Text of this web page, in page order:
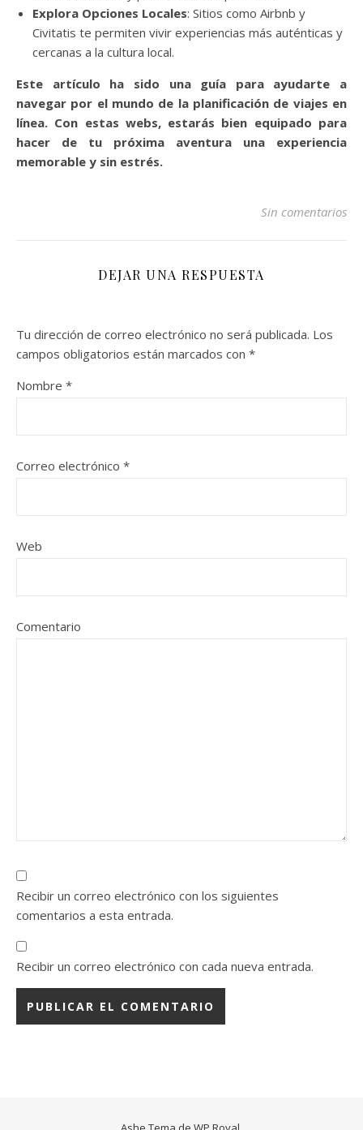
Explora Opciones Locales: Sitios como Airbnb y
Civitatis te permiten vivir experiencias más auténticas y
cercanas a la cultura local.
Este artículo ha sido una guía para ayudarte a
navegar por el mundo de la planificación de viajes en
línea. Con estas webs, estarás bien equipado para
hacer de tu próxima aventura una experiencia
memorable y sin estrés.
Sin comentarios
DEJAR UNA RESPUESTA
Tu dirección de correo electrónico no será publicada. Los
campos obligatorios están marcados con *
Nombre *
Correo electrónico *
Web
Comentario
Recibir un correo electrónico con los siguientes
comentarios a esta entrada.
Recibir un correo electrónico con cada nueva entrada.